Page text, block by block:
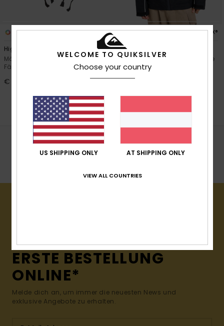
Kontaktformular.
ansehen
GORE-TEX®
Highline GORE
Männer Schwarz Tech-
Fäustlinge
€ 110,00
1 GORE-TEX®
Full Rig GORE
Männer Schwarz Wasserdichte
Jacke mit Kapuze
POPULÄRE SUCHANFRAGEN
15% RABATT AUF DEINE
ERSTE BESTELLUNG
ONLINE*
Melde dich an, um immer die neuesten News und
exklusive Angebote zu erhalten.
WELCOME TO QUIKSILVER
Choose your country
US SHIPPING ONLY AT SHIPPING ONLY
VIEW ALL COUNTRIES